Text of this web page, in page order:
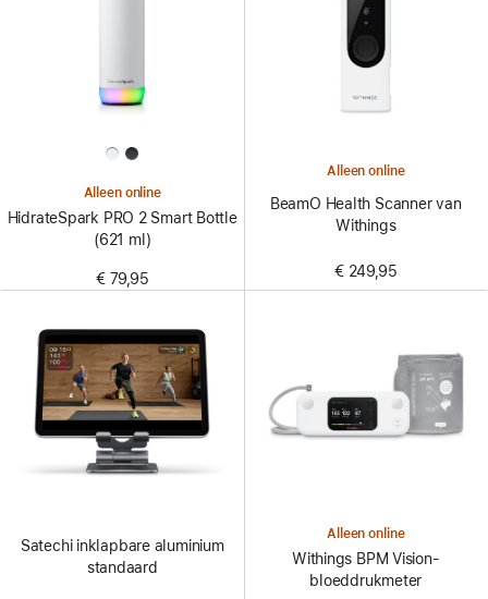
Alleen online
HidrateSpark PRO 2 Smart Bottle
(621 ml)
€ 79,95
Alleen online
BeamO Health Scanner van
Withings
€ 249,95
Satechi inklapbare aluminium
standaard
Alleen online
Withings BPM Vision-
bloeddrukmeter